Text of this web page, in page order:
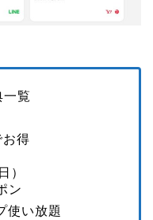
一覧
お得
）
ン
使い放題